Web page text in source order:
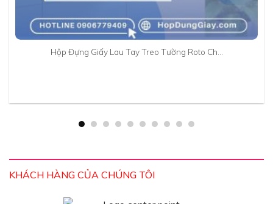
Hộp Đựng Giấy Lau Tay Treo Tường Roto Ch…
KHÁCH HÀNG CỦA CHÚNG TÔI